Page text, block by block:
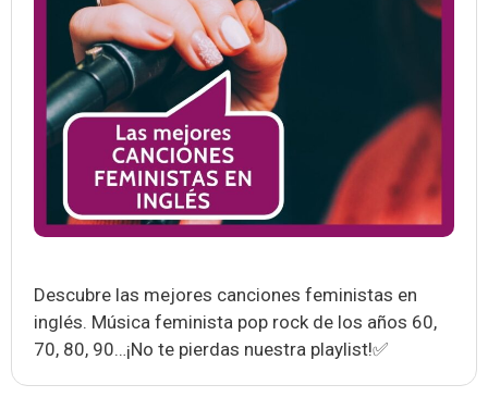
Descubre las mejores canciones feministas en
inglés. Música feminista pop rock de los años 60,
70, 80, 90…¡No te pierdas nuestra playlist!✅